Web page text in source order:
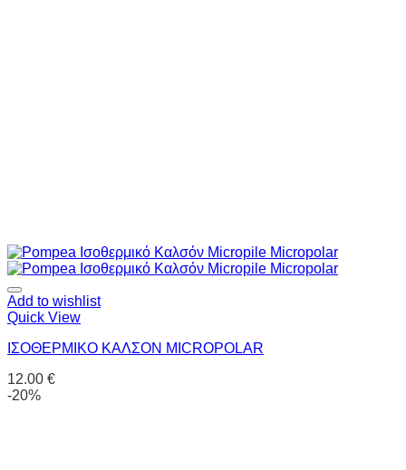
Add to wishlist
Quick View
ΙΣΟΘΕΡΜΙΚΟ ΚΑΛΣΟΝ MICROPOLAR
12.00 €
-20%